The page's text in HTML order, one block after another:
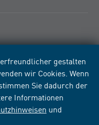
gestalten
wir Cookies. Wenn
Sie dadurch der
Informationen
und